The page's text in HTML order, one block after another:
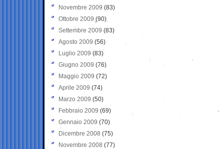
Novembre 2009 (83)
Ottobre 2009 (90)
Settembre 2009 (83)
Agosto 2009 (56)
Luglio 2009 (83)
Giugno 2009 (76)
Maggio 2009 (72)
Aprile 2009 (74)
Marzo 2009 (50)
Febbraio 2009 (69)
Gennaio 2009 (70)
Dicembre 2008 (75)
Novembre 2008 (77)